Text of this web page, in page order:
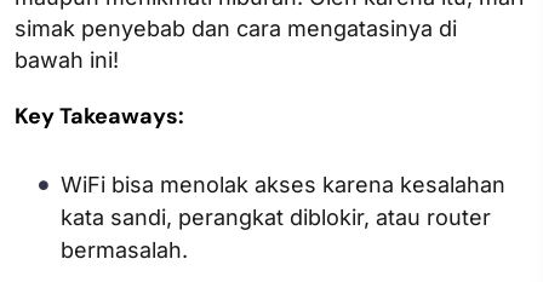
simak penyebab dan cara mengatasinya di
bawah ini!
Key Takeaways:
WiFi bisa menolak akses karena kesalahan
kata sandi, perangkat diblokir, atau router
bermasalah.